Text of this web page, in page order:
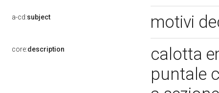
a-cd:subject motivi
core:description
calotta
puntale